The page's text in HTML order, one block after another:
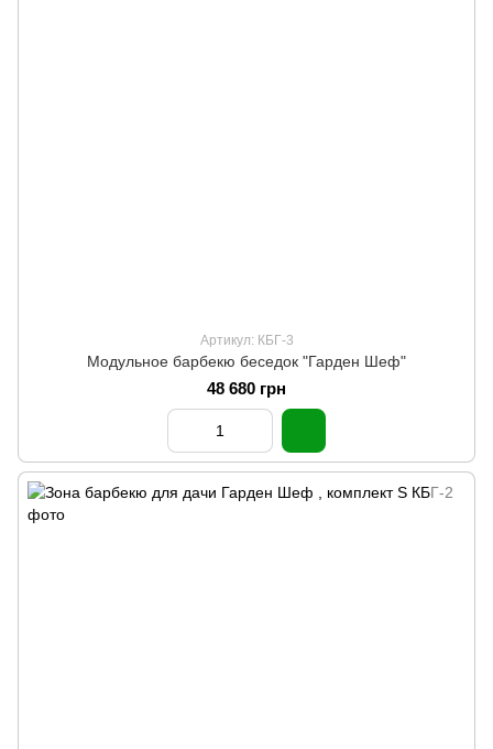
Артикул: КБГ-3
Модульное барбекю беседок "Гарден Шеф"
48 680 грн